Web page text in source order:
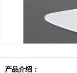
产品介绍：